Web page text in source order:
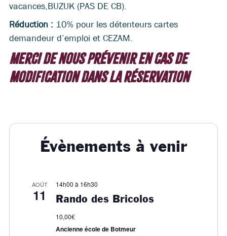
vacances,BUZUK (PAS DE CB).
Réduction : 10% pour les détenteurs cartes
demandeur d’emploi et CEZAM.
Merci de nous prévenir en cas de
modification dans la réservation
Évènements à venir
AOÛT
11
14h00 à 16h30
Rando des Bricolos
10,00€
Ancienne école de Botmeur